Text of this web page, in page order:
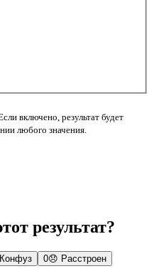
включено, результат будет
любого значения.
результат?
Конфуз 0😞 Расстроен